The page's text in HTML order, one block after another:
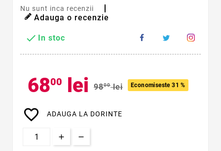
Nu sunt inca recenzii
Adauga o recenzie
 In stoc
6800 lei 9800 lei Economiseste 31 %
favorite_border ADAUGA LA DORINTE